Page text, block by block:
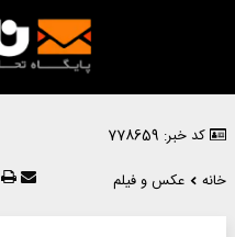
کد خبر: 778659
خانه
عکس و فیلم